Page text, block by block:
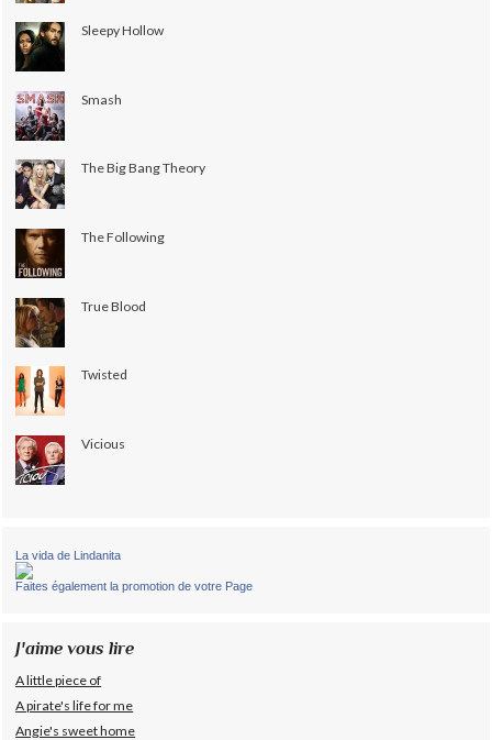
Sleepy Hollow
Smash
The Big Bang Theory
The Following
True Blood
Twisted
Vicious
La vida de Lindanita
Faites également la promotion de votre Page
J'aime vous lire
A little piece of
A pirate's life for me
Angie's sweet home